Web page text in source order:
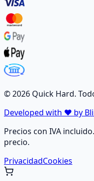
©2026 Quick Hard.
Developed with ❤️ by
Precios con IVA
precio.
PrivacidadCookies